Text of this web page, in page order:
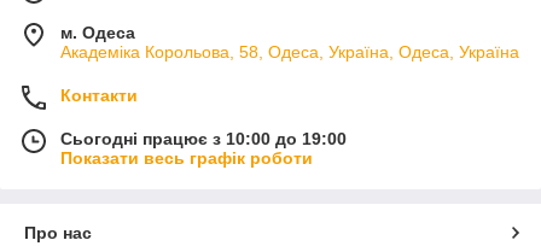
м. Одеса
Академіка Корольова, 58, Одеса, Україна, Одеса, Україна
Контакти
Сьогодні працює з 10:00 до 19:00
Показати весь графік роботи
Про нас